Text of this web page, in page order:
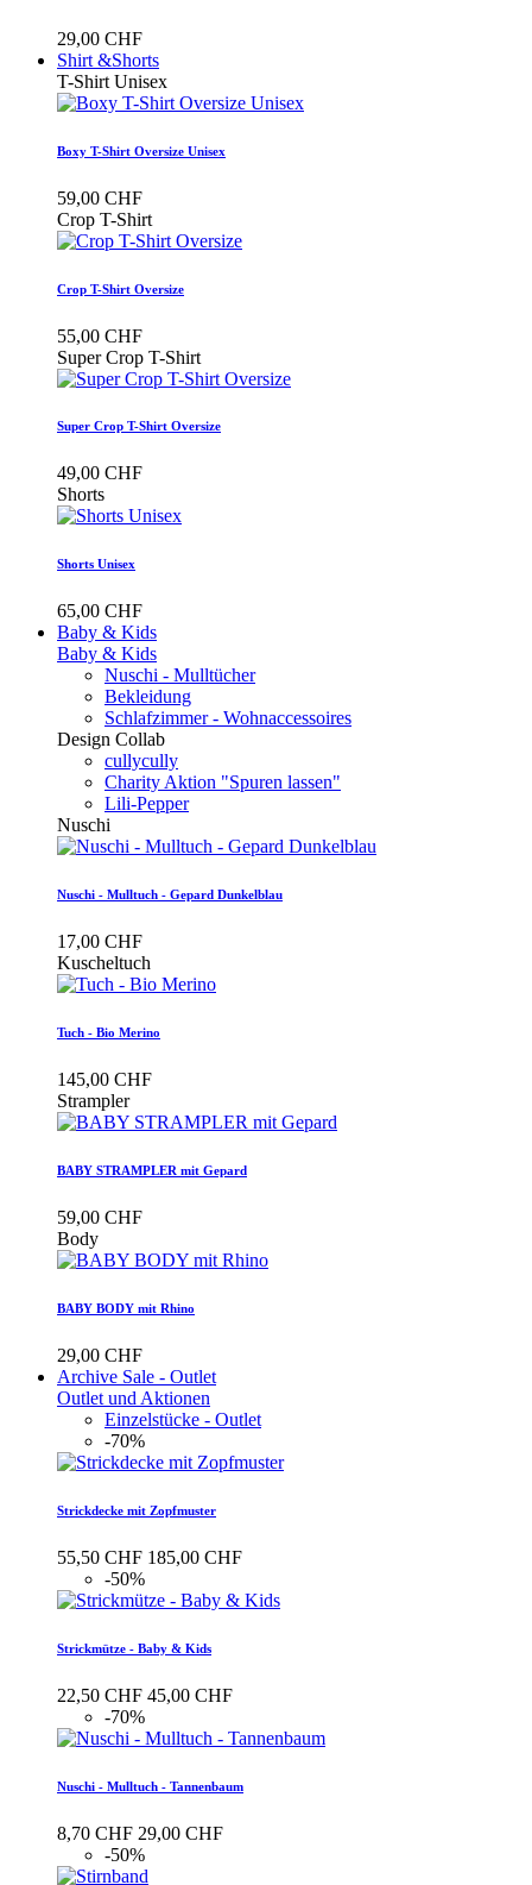
29,00 CHF
Shirt &Shorts
T-Shirt Unisex
Boxy T-Shirt Oversize Unisex
59,00 CHF
Crop T-Shirt
Crop T-Shirt Oversize
55,00 CHF
Super Crop T-Shirt
Super Crop T-Shirt Oversize
49,00 CHF
Shorts
Shorts Unisex
65,00 CHF
Baby & Kids
Baby & Kids
Nuschi - Mulltücher
Bekleidung
Schlafzimmer - Wohnaccessoires
Design Collab
cullycully
Charity Aktion "Spuren lassen"
Lili-Pepper
Nuschi
Nuschi - Mulltuch - Gepard Dunkelblau
17,00 CHF
Kuscheltuch
Tuch - Bio Merino
145,00 CHF
Strampler
BABY STRAMPLER mit Gepard
59,00 CHF
Body
BABY BODY mit Rhino
29,00 CHF
Archive Sale - Outlet
Outlet und Aktionen
Einzelstücke - Outlet
-70%
Strickdecke mit Zopfmuster
55,50 CHF 185,00 CHF
-50%
Strickmütze - Baby & Kids
22,50 CHF 45,00 CHF
-70%
Nuschi - Mulltuch - Tannenbaum
8,70 CHF 29,00 CHF
-50%